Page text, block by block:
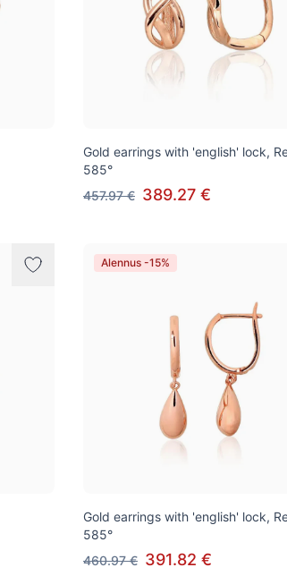
Gold earrings with 'english' lock,
585°
457.97 € 389.27 €
Alennus -15%
Gold earrings with 'english' lock,
585°
460.97 € 391.82 €